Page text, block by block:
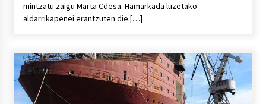
mintzatu zaigu Marta Cdesa. Hamarkada luzetako
aldarrikapenei erantzuten die […]